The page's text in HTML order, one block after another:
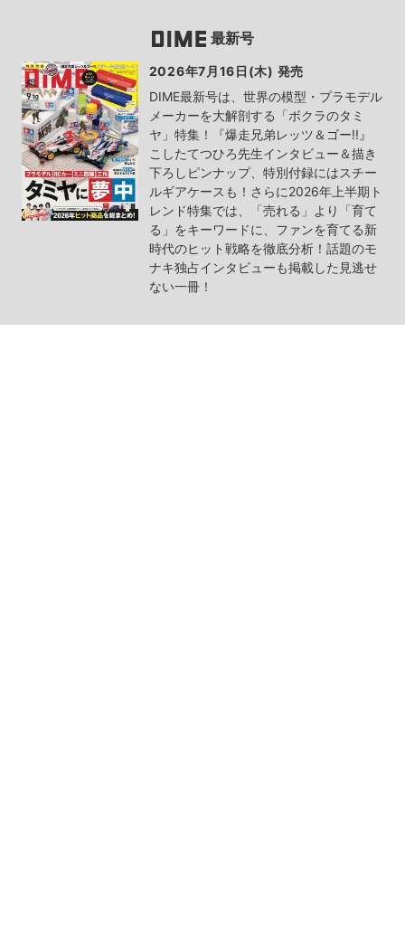
最新号
2026年7月16日(木) 発売
DIME最新号は、世界の模型・プラモデル
メーカーを大解剖する「ボクラのタミ
ヤ」特集！『爆走兄弟レッツ＆ゴー!!』
こしたてつひろ先生インタビュー＆描き
下ろしピンナップ、特別付録にはスチー
ルギアケースも！さらに2026年上半期ト
レンド特集では、「売れる」より「育て
る」をキーワードに、ファンを育てる新
時代のヒット戦略を徹底分析！話題のモ
ナキ独占インタビューも掲載した見逃せ
ない一冊！